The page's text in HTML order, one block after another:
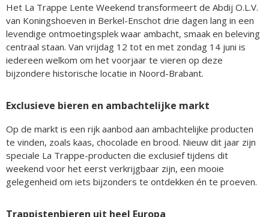
Het La Trappe Lente Weekend transformeert de Abdij O.L.V.
van Koningshoeven in Berkel-Enschot drie dagen lang in een
levendige ontmoetingsplek waar ambacht, smaak en beleving
centraal staan. Van vrijdag 12 tot en met zondag 14 juni is
iedereen welkom om het voorjaar te vieren op deze
bijzondere historische locatie in Noord-Brabant.
Exclusieve bieren en ambachtelijke markt
Op de markt is een rijk aanbod aan ambachtelijke producten
te vinden, zoals kaas, chocolade en brood. Nieuw dit jaar zijn
speciale La Trappe-producten die exclusief tijdens dit
weekend voor het eerst verkrijgbaar zijn, een mooie
gelegenheid om iets bijzonders te ontdekken én te proeven.
Trappistenbieren uit heel Europa